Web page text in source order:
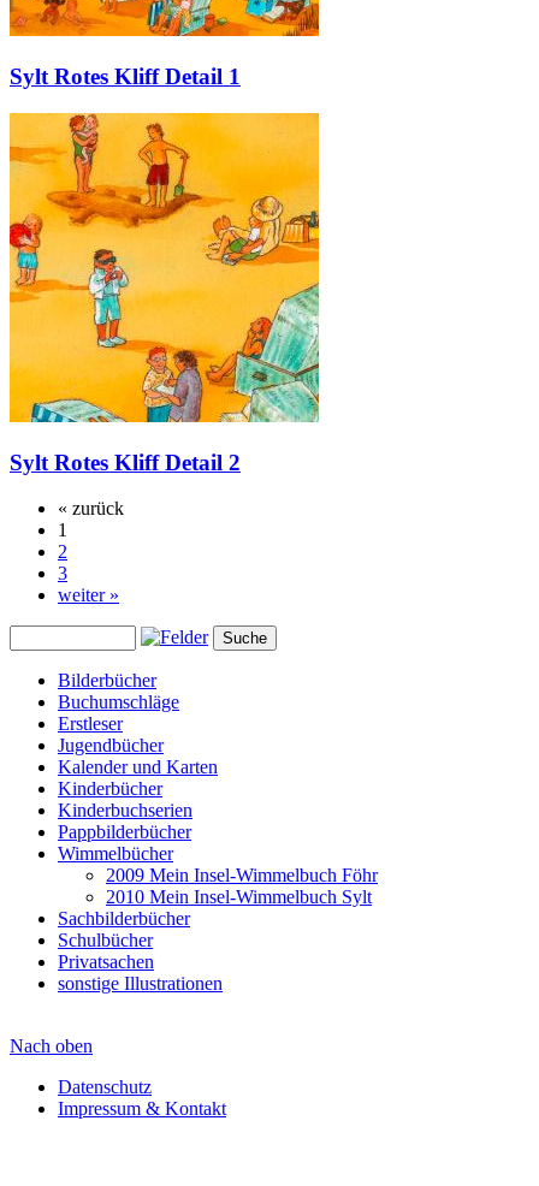
Sylt Rotes Kliff Detail 1
Sylt Rotes Kliff Detail 2
« zurück
1
2
3
weiter »
Bilderbücher
Buchumschläge
Erstleser
Jugendbücher
Kalender und Karten
Kinderbücher
Kinderbuchserien
Pappbilderbücher
Wimmelbücher
2009 Mein Insel-Wimmelbuch Föhr
2010 Mein Insel-Wimmelbuch Sylt
Sachbilderbücher
Schulbücher
Privatsachen
sonstige Illustrationen
Nach oben
Datenschutz
Impressum & Kontakt